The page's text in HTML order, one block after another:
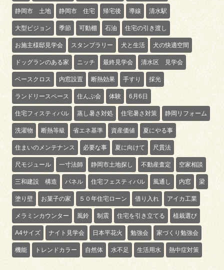
静岡市 土地 静岡市 住宅 帰宅後 導線 清水駅
大型ビジョン 季節 可動棚 石油 住宅の引き渡し
お施主様邸見学会 スタンプラリー 犬と生活 犬の快適空間
ドッグランのある家 ニッチ 最終見学会 清水区 見学会
ベースクロス 内窓設置 断熱効果 手すり 採光
ランドリースペース 住んぷ会 体験 6月6日
住宅フィスティバル 蒸し暑さ対処 住宅暑さ対策 静岡リフォーム
洗濯物 断熱等級 省エネ基準 資産価値 夏にやる事
住まいのメンテナンス 必要な事 夏に向けて 尺貫法
尺モジュール 一寸法師 静岡市土地探し 不動産査定 空家相談
三和建設 構造 パネル 住宅フェスティバル 風通し 内窓 梁
塗り壁 お菓子の家 ５０年住宅ローン 借り入れ アイカ工業
メラミンカウンター 風鈴 制震 住宅を引き立てる 植栽選び
A4サイズ ナイト見学会 日本平花火 勉強会 家づくり勉強会
機能 トレンドカラー 自然体 水不足 生活用水 熱中症対策